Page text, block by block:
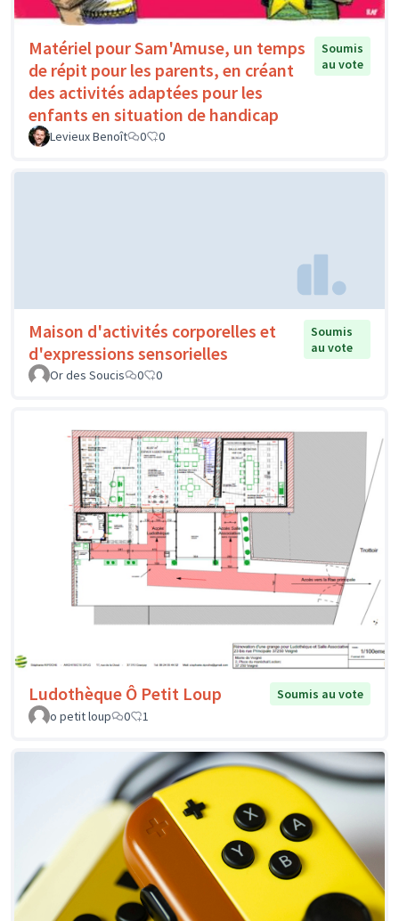
Matériel pour Sam'Amuse, un temps
de répit pour les parents, en créant
des activités adaptées pour les
enfants en situation de handicap
Soumis
au vote
Levieux Benoît 0 0
Maison d'activités corporelles et
d'expressions sensorielles
Soumis
au vote
Or des Soucis
0 0
Ludothèque Ô Petit Loup
Soumis au vote
o petit loup
0 1